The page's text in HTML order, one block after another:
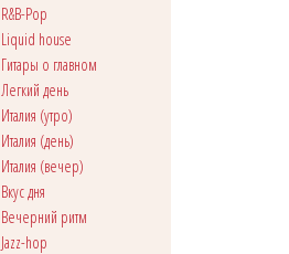
R&B-Pop
Liquid house
Гитары о главном
Легкий день
Италия (утро)
Италия (день)
Италия (вечер)
Вкус дня
Вечерний ритм
Jazz-hop